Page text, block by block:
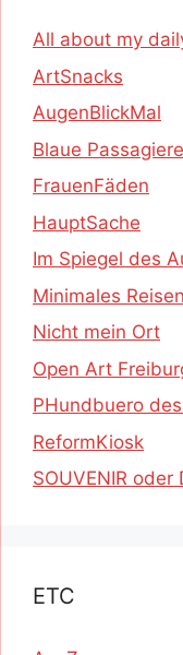
All about my
ArtSnacks
AugenBlickMal
Blaue Passagiere
FrauenFäden
HauptSache
Im Spiegel des
Minimales Reisen
Nicht mein Ort
Open Art
PHundbuero
ReformKiosk
SOUVENIR oder
ETC